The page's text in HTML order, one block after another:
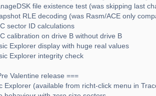
file existence test (was skipping last
RLE decoding (was Rasm/ACE only
sector ID calculations
calibration on drive B without drive B
Explorer display with huge real values
Explorer integrity check
Valentine release ===
Explorer (available from richt-click menu in